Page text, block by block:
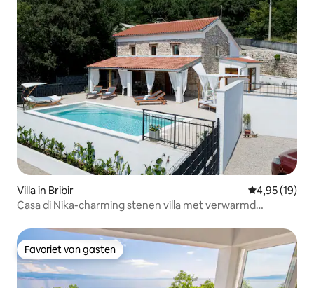
Villa in Bribir Gemiddelde
4,95 (19)
Casa di Nika-charming stenen villa met verwarmd
Favoriet van gasten
Favoriet van gasten